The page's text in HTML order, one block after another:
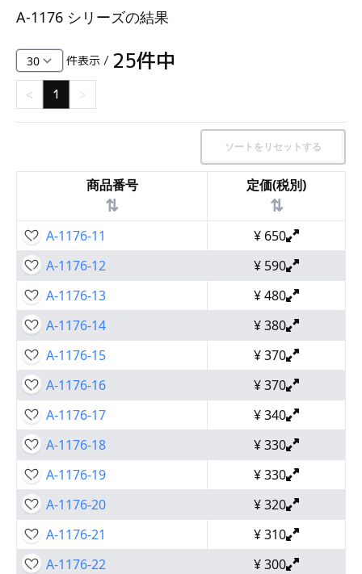
キャスター・アジャスター・スライドレール・モ
K・KC
断熱・ライト・ラック
FD・FE
A-1176 シリーズの結果
件表示 / 25件中
< 1 >
ソートをリセットする
商品番号
⇅
定価(税別)
⇅
A-1176-11 ¥ 650
A-1176-12
¥ 590
A-1176-13
¥480
A-1176-14
¥380
A-1176-15
¥370
A-1176-16
¥370
A-1176-17
¥340
A-1176-18
¥330
A-1176-19
¥330
A-1176-20
¥320
A-1176-21
¥310
A-1176-22
¥300